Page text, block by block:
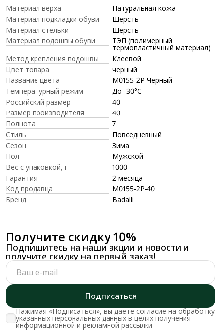
Материал верха
Натуральная кожа
Материал подкладки обуви
Шерсть
Материал стельки
Шерсть
Материал подошвы обуви
ТЭП (полимерный
термопластичный материал)
Метод крепления подошвы
Клеевой
Цвет товара
черный
Название цвета
M0155-2P-Черный
Температурный режим
До -30°C
Российский размер
40
Размер производителя
40
Полнота
7
Стиль
Повседневный
Сезон
Зима
Пол
Мужской
Вес с упаковкой, г
1000
Гарантия
2 месяца
Код продавца
M0155-2P-40
Бренд
Badalli
Получите скидку 10%
Подпишитесь на наши акции и новости и
получите скидку на первый заказ!
Подписаться
Нажимая «Подписаться», вы даете согласие на обработку
указанных персональных данных в целях получения
информационной и рекламной рассылки